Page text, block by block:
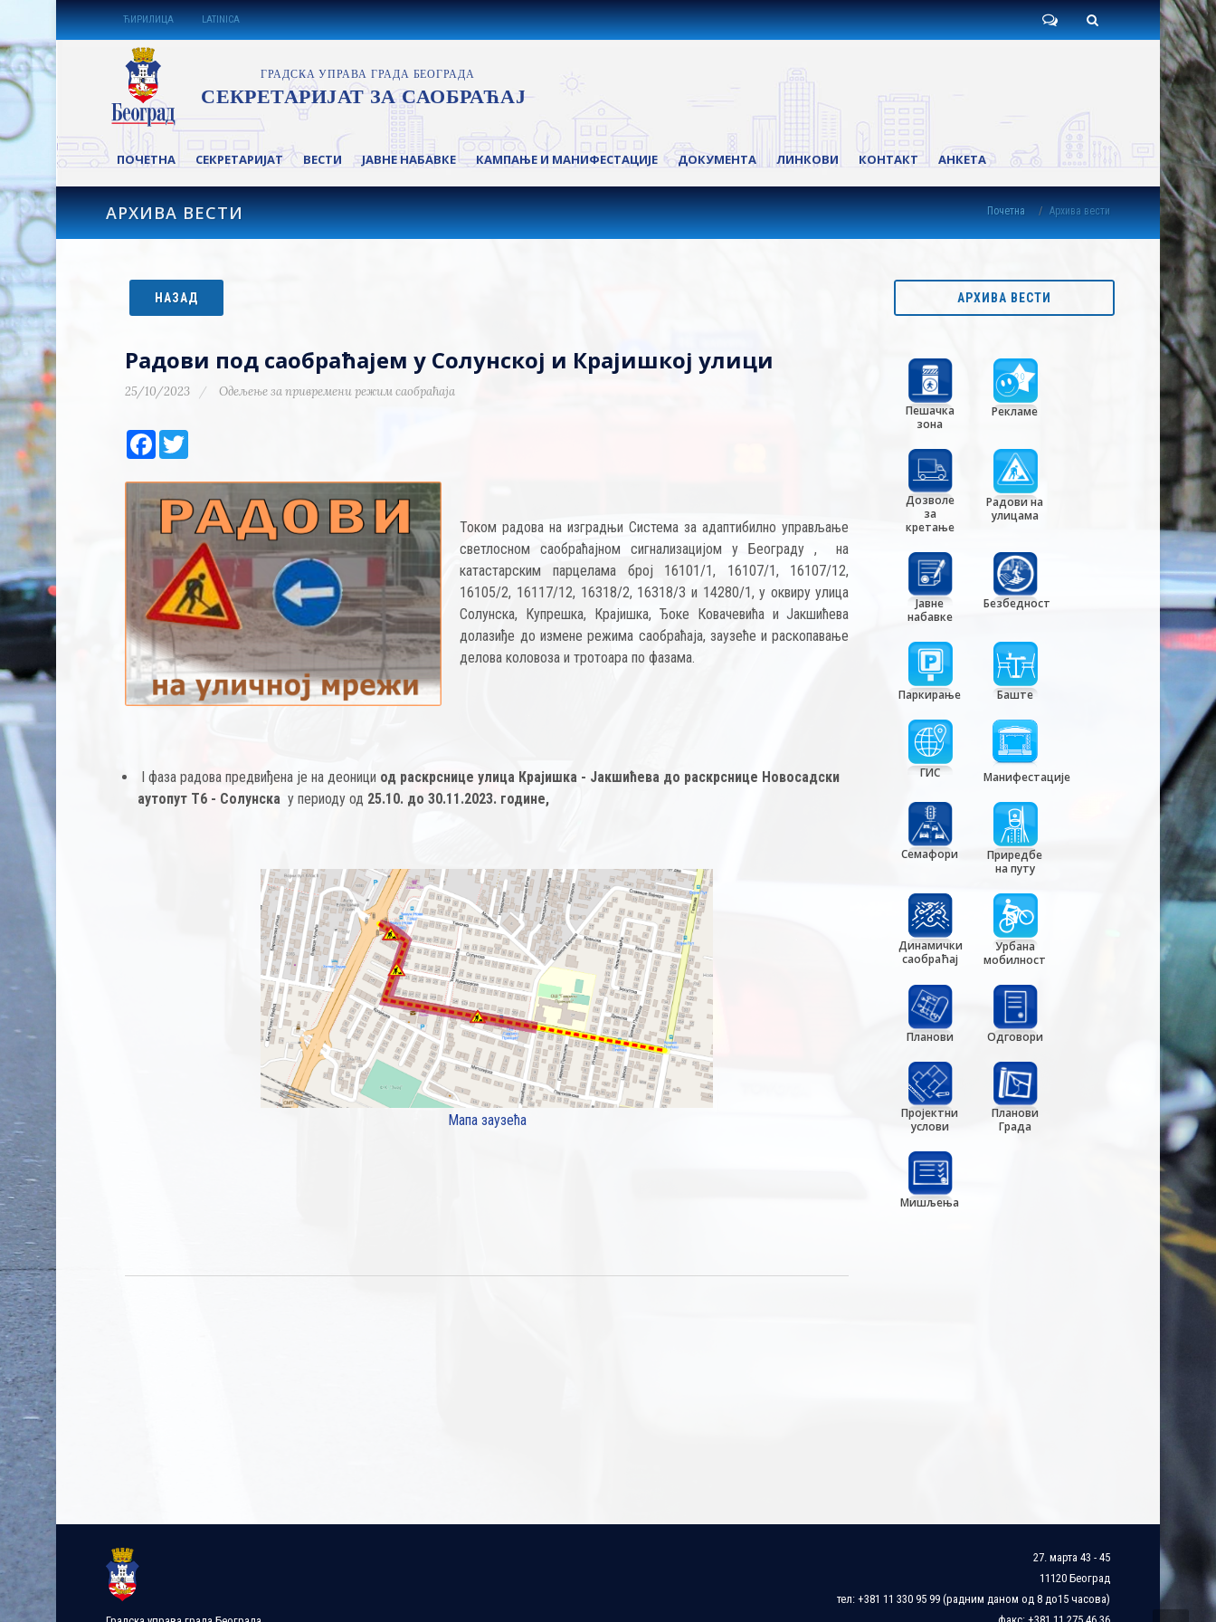
ЋИРИЛИЦА LATINICA
ПОЧЕТНА СЕКРЕТАРИЈАТ ВЕСТИ ЈАВНЕ НАБАВКЕ КАМПАЊЕ И МАНИФЕСТАЦИЈЕ ДОКУМЕНТА ЛИНКОВИ КОНТАКТ АНКЕТА
АРХИВА ВЕСТИ Почетна Архива вести
НАЗАД
Радови под саобраћајем у Солунској и Крајишкој улици
25/10/2023 Одељење за привремени режим саобраћаја
Facebook
Током радова на изградњи Система за адаптибилно управљање
светлосном саобраћајном сигнализацијом у Београду , на
катастарским парцелама број 16101/1, 16107/1, 16107/12,
16105/2, 16117/12, 16318/2, 16318/3 и 14280/1, у оквиру улица
Солунска, Купрешка, Крајишка, Ђоке Ковачевића и Јакшићева
долазиђе до измене режима саобраћаја, заузеће и раскопавање
делова коловоза и тротоара по фазама.
I фаза радова предвиђена је на деоници од раскрснице улица Крајишка - Јакшићева до раскрснице Новосадски
аутопут Т6 - Солунска у периоду од 25.10. до 30.11.2023. године,
Мапа заузећа
АРХИВА ВЕСТИ
Пешачка
зона
Рекламе
Дозволе
за
кретање
Радови на
улицама
Јавне
набавке
Безбедност
Паркирање Баште
ГИС Манифестације
Семафори
Приредбе
на путу
Динамички
саобраћај
Урбана
мобилност
Планови Одговори
Пројектни
услови
Планови
Града
Мишљења
27. марта 43 - 45
11120 Београд
тел: +381 11 330 95 99 (радним даном од 8 до15 часова)